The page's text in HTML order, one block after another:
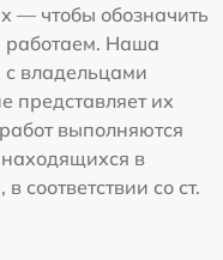
— чтобы обозначить
работаем. Наша
владельцами
представляет их
выполняются
находящихся в
соответствии со ст.